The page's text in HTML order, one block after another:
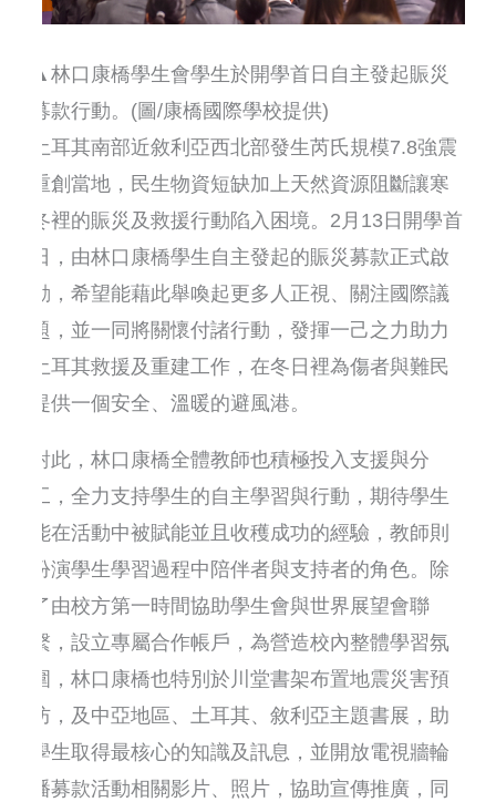
▲林口康橋學生會學生於開學首日自主發起賑災
募款行動。(圖/康橋國際學校提供)
土耳其南部近敘利亞西北部發生芮氏規模7.8強震
重創當地，民生物資短缺加上天然資源阻斷讓寒
冬裡的賑災及救援行動陷入困境。2月13日開學首
日，由林口康橋學生自主發起的賑災募款正式啟
動，希望能藉此舉喚起更多人正視、關注國際議
題，並一同將關懷付諸行動，發揮一己之力助力
土耳其救援及重建工作，在冬日裡為傷者與難民
提供一個安全、溫暖的避風港。
對此，林口康橋全體教師也積極投入支援與分
工，全力支持學生的自主學習與行動，期待學生
能在活動中被賦能並且收穫成功的經驗，教師則
扮演學生學習過程中陪伴者與支持者的角色。除
了由校方第一時間協助學生會與世界展望會聯
繫，設立專屬合作帳戶，為營造校內整體學習氛
圍，林口康橋也特別於川堂書架布置地震災害預
防，及中亞地區、土耳其、敘利亞主題書展，助
學生取得最核心的知識及訊息，並開放電視牆輪
播募款活動相關影片、照片，協助宣傳推廣，同